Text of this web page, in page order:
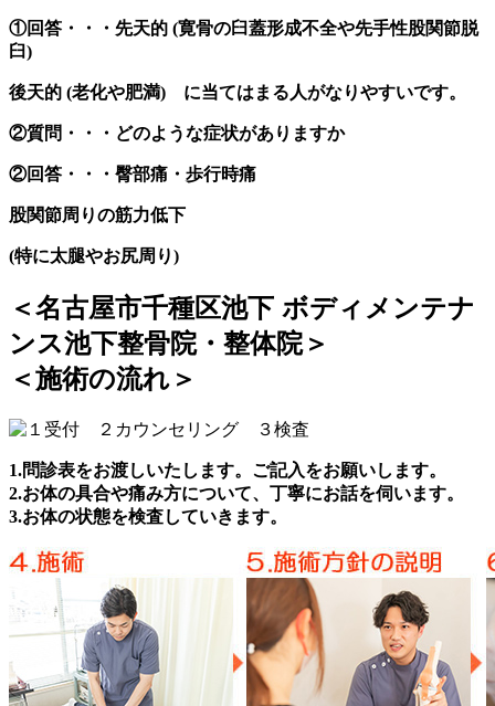
①回答・・・先天的 (寛骨の臼蓋形成不全や先手性股関節脱
臼)
後天的 (老化や肥満) に当てはまる人がなりやすいです。
②質問・・・どのような症状がありますか
②回答・・・臀部痛・歩行時痛
股関節周りの筋力低下
(特に太腿やお尻周り)
＜名古屋市千種区池下 ボディメンテナ
ンス池下整骨院・整体院＞
＜施術の流れ＞
1.問診表をお渡しいたします。ご記入をお願いします。
2.お体の具合や痛み方について、丁寧にお話を伺います。
3.お体の状態を検査していきます。